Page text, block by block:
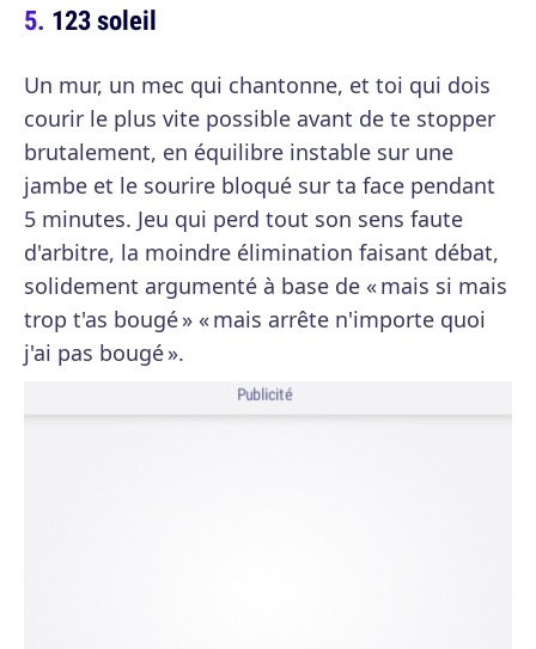
123 soleil
Un mur, un mec qui chantonne, et toi qui dois
courir le plus vite possible avant de te stopper
brutalement, en équilibre instable sur une
jambe et le sourire bloqué sur ta face pendant
5 minutes. Jeu qui perd tout son sens faute
d'arbitre, la moindre élimination faisant débat,
solidement argumenté à base de « mais si mais
trop t'as bougé » « mais arrête n'importe quoi
j'ai pas bougé ».
Publicité